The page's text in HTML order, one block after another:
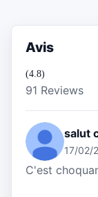
Avis
(4.8)
91 Reviews
salut
17/02/
C'est